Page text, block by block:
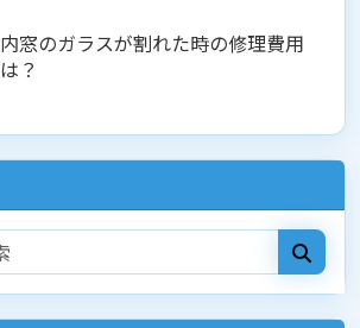
内窓のガラスが割れた時の修理費用
は？